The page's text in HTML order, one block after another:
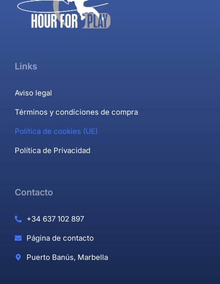
Links
Aviso legal
Términos y condiciones de compra
Política de cookies (UE)
Política de Privacidad
Contacto
+34 637 102 897
Página de contacto
Puerto Banús, Marbella